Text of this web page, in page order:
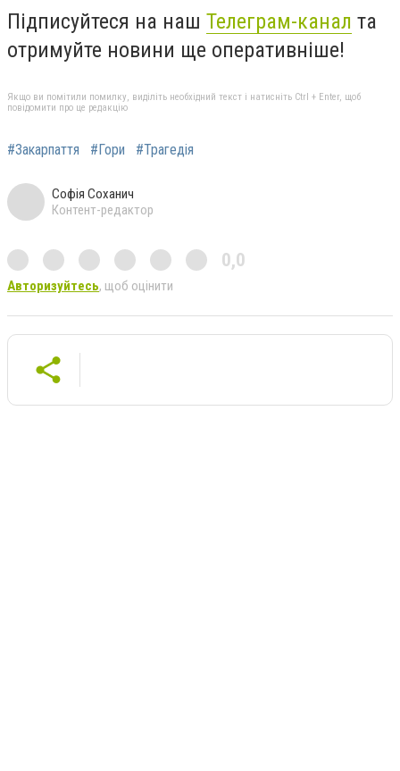
Підписуйтеся на наш Телеграм-канал та
отримуйте новини ще оперативніше!
Якщо ви помітили помилку, виділіть необхідний текст і натисніть Ctrl + Enter, щоб
повідомити про це редакцію
#Закарпаття #Гори #Трагедія
Софія Соханич
Контент-редактор
0,0
Авторизуйтесь, щоб оцінити